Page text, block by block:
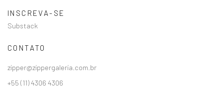
INSCREVA-SE
Substack
CONTATO
zipper@zippergaleria.com.br
+55 (11) 4306 4306